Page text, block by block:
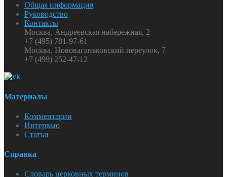
Общая информация
Руководство
Контакты
Москва, Андреевская набережная, 2
+7 (495) 781-97-61
Москва, Нововаганьковский переулок, 7
+7 (499) 252-47-12
Материалы
Комментарии
Интервью
Статьи
Справка
Словарь церковных терминов